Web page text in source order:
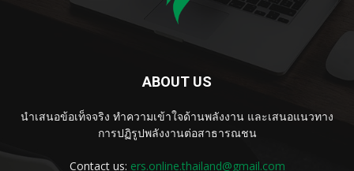
ABOUT US
นำเสนอข้อเท็จจริง ทำความเข้าใจด้านพลังงาน และเสนอแนวทาง
การปฏิรูปพลังงานต่อสาธารณชน
Contact us: ers.online.thailand@gmail.com